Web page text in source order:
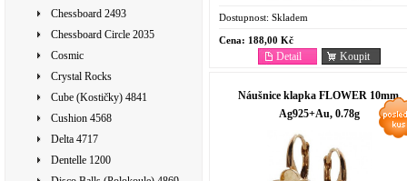
Chessboard 2493
Chessboard Circle 2035
Cosmic
Crystal Rocks
Cube (Kostičky) 4841
Cushion 4568
Delta 4717
Dentelle 1200
Dostupnost: Skladem
Cena: 188,00 Kč
Koupit
Detail
Náušnice klapka FLOWER 10mm,
Ag925+Au, 0.78g